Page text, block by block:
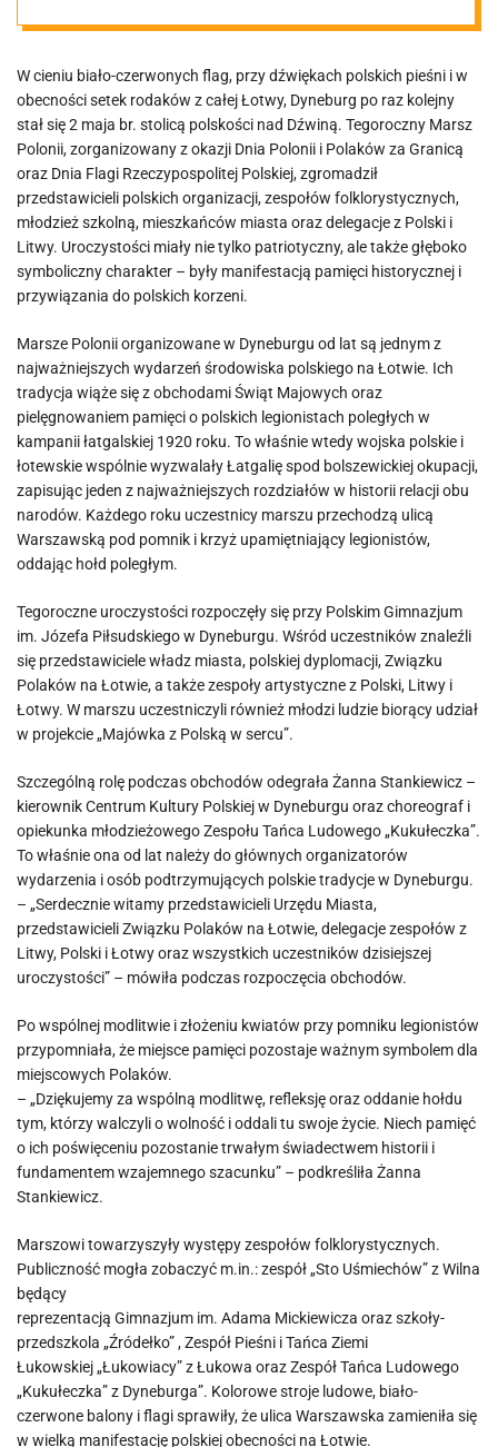
Tegoroczny
„Marsz Polonii”
w Dyneburgu –
biało-czerwony
pochód pamięci
i wspólnoty
W cieniu biało-czerwonych flag, przy dźwiękach polskich pieśni i w
obecności setek rodaków z całej Łotwy, Dyneburg po raz kolejny
stał się 2 maja br. stolicą polskości nad Dźwiną. Tegoroczny Marsz
Polonii, zorganizowany z okazji Dnia Polonii i Polaków za Granicą
oraz Dnia Flagi Rzeczypospolitej Polskiej, zgromadził
przedstawicieli polskich organizacji, zespołów folklorystycznych,
młodzież szkolną, mieszkańców miasta oraz delegacje z Polski i
Litwy. Uroczystości miały nie tylko patriotyczny, ale także głęboko
symboliczny charakter – były manifestacją pamięci historycznej i
przywiązania do polskich korzeni.
Marsze Polonii organizowane w Dyneburgu od lat są jednym z
najważniejszych wydarzeń środowiska polskiego na Łotwie. Ich
tradycja wiąże się z obchodami Świąt Majowych oraz
pielęgnowaniem pamięci o polskich legionistach poległych w
kampanii łatgalskiej 1920 roku. To właśnie wtedy wojska polskie i
łotewskie wspólnie wyzwalały Łatgalię spod bolszewickiej okupacji,
zapisując jeden z najważniejszych rozdziałów w historii relacji obu
narodów. Każdego roku uczestnicy marszu przechodzą ulicą
Warszawską pod pomnik i krzyż upamiętniający legionistów,
oddając hołd poległym.
Tegoroczne uroczystości rozpoczęły się przy Polskim Gimnazjum
im. Józefa Piłsudskiego w Dyneburgu. Wśród uczestników znaleźli
się przedstawiciele władz miasta, polskiej dyplomacji, Związku
Polaków na Łotwie, a także zespoły artystyczne z Polski, Litwy i
Łotwy. W marszu uczestniczyli również młodzi ludzie biorący udział
w projekcie „Majówka z Polską w sercu”.
Szczególną rolę podczas obchodów odegrała Żanna Stankiewicz –
kierownik Centrum Kultury Polskiej w Dyneburgu oraz choreograf i
opiekunka młodzieżowego Zespołu Tańca Ludowego „Kukułeczka”.
To właśnie ona od lat należy do głównych organizatorów
wydarzenia i osób podtrzymujących polskie tradycje w Dyneburgu.
– „Serdecznie witamy przedstawicieli Urzędu Miasta,
przedstawicieli Związku Polaków na Łotwie, delegacje zespołów z
Litwy, Polski i Łotwy oraz wszystkich uczestników dzisiejszej
uroczystości” – mówiła podczas rozpoczęcia obchodów.
Po wspólnej modlitwie i złożeniu kwiatów przy pomniku legionistów
przypomniała, że miejsce pamięci pozostaje ważnym symbolem dla
miejscowych Polaków.
– „Dziękujemy za wspólną modlitwę, refleksję oraz oddanie hołdu
tym, którzy walczyli o wolność i oddali tu swoje życie. Niech pamięć
o ich poświęceniu pozostanie trwałym świadectwem historii i
fundamentem wzajemnego szacunku” – podkreśliła Żanna
Stankiewicz.
Marszowi towarzyszyły występy zespołów folklorystycznych.
Publiczność mogła zobaczyć m.in.: zespół „Sto Uśmiechów” z Wilna
będący
reprezentacją Gimnazjum im. Adama Mickiewicza oraz szkoły-
przedszkola „Źródełko” , Zespół Pieśni i Tańca Ziemi
Łukowskiej „Łukowiacy” z Łukowa oraz Zespół Tańca Ludowego
„Kukułeczka” z Dyneburga”. Kolorowe stroje ludowe, biało-
czerwone balony i flagi sprawiły, że ulica Warszawska zamieniła się
w wielką manifestację polskiej obecności na Łotwie.